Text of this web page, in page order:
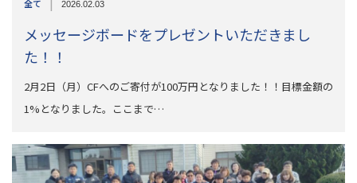
全て 2026.02.03
メッセージボードをプレゼントいただきまし
た！！
2月2日（月）CFへのご寄付が100万円となりました！！目標金額の
1%となりました。ここまで…